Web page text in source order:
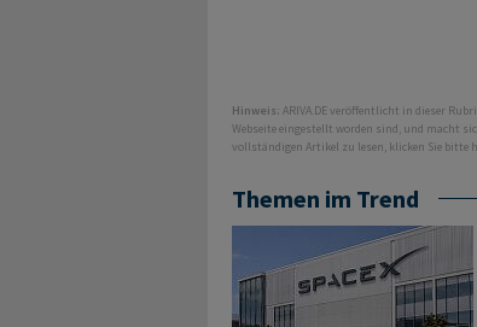
Hinweis: ARIVA.DE veröffentlicht in dieser
Webseite eingestellt worden sind, und macht
vollständigen Artikel zu lesen, klicken Sie bitte
Themen im Trend